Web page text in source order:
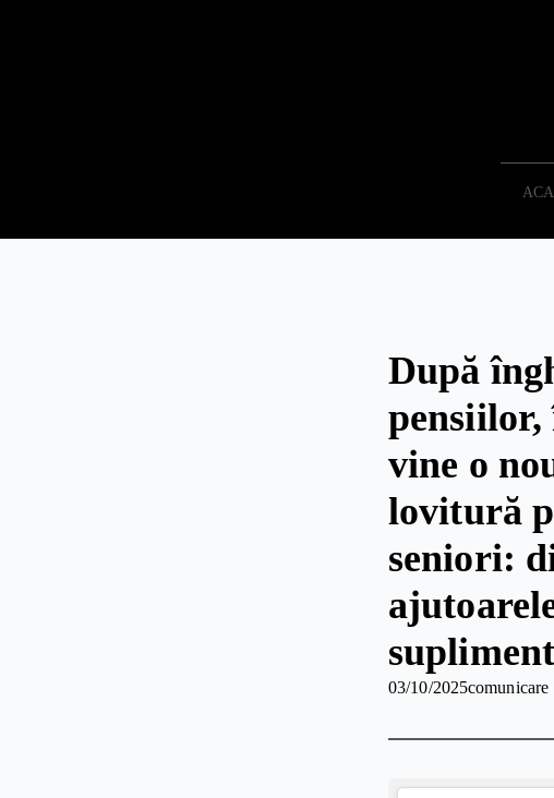
După
pensiilor,
vine o
lovitură
seniori:
03/10/2025comunicare